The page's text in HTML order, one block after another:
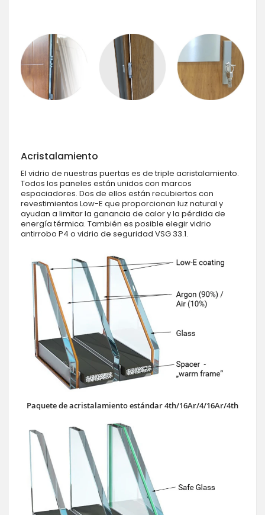
Acristalamiento
El vidrio de nuestras puertas es de triple acristalamiento.
Todos los paneles están unidos con marcos
espaciadores. Dos de ellos están recubiertos con
revestimientos Low-E que proporcionan luz natural y
ayudan a limitar la ganancia de calor y la pérdida de
energía térmica. También es posible elegir vidrio
antirrobo P4 o vidrio de seguridad VSG 33.1.
Paquete de acristalamiento estándar 4th/16Ar/4/16Ar/4th